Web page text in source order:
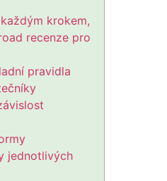
krokem,
recenze pro
pravidla
jednotlivých